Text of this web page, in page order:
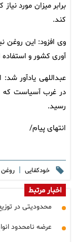
برابر میزان مورد
کند.
وی افزود: این روغن
آوری کشور و
عبداللهی یادآور شد:
در غرب آسیاست که
رسید.
انتهای پیام/
خودکفایی | روغن
اخبار مرتبط
محدودیتی در
عرضه نامحدود